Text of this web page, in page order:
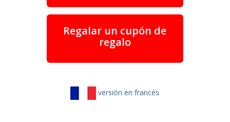
Regalar un cupón de
regalo
versión en francés